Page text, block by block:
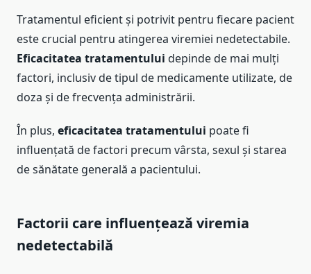
Tratamentul eficient și potrivit pentru fiecare pacient
este crucial pentru atingerea viremiei nedetectabile.
Eficacitatea tratamentului depinde de mai mulți
factori, inclusiv de tipul de medicamente utilizate, de
doza și de frecvența administrării.
În plus, eficacitatea tratamentului poate fi
influențată de factori precum vârsta, sexul și starea
de sănătate generală a pacientului.
Factorii care influențează viremia
nedetectabilă